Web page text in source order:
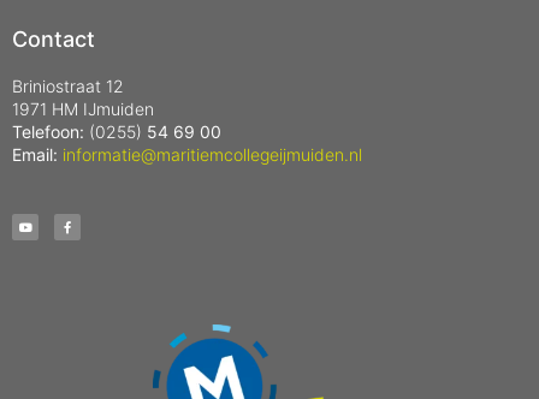
Contact
Briniostraat 12
1971 HM IJmuiden
Telefoon: (0255) 54 69 00
Email: informatie@maritiemcollegeijmuiden.nl